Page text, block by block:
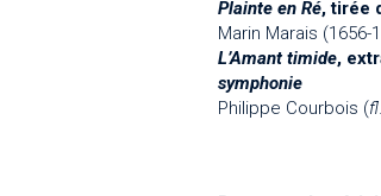
Plainte en Ré, tirée
Marin Marais (1656-
L’Amant timide,
symphonie
Philippe Courbois (fl